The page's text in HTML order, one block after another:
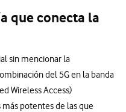
que conecta la
sin mencionar la
del 5G en la banda
Wireless Access)
potentes de las que